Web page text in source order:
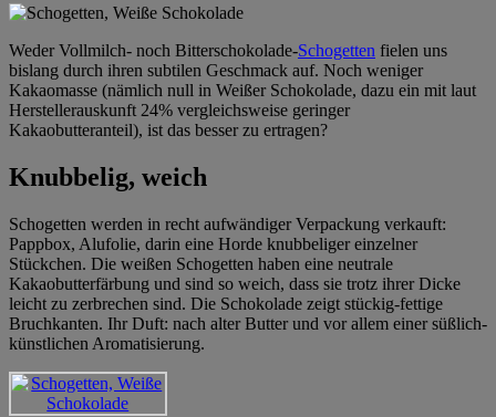
Weder Vollmilch- noch Bitterschokolade-Schogetten fielen uns
bislang durch ihren subtilen Geschmack auf. Noch weniger
Kakaomasse (nämlich null in Weißer Schokolade, dazu ein mit laut
Herstellerauskunft 24% vergleichsweise geringer
Kakaobutteranteil), ist das besser zu ertragen?
Knubbelig, weich
Schogetten werden in recht aufwändiger Verpackung verkauft:
Pappbox, Alufolie, darin eine Horde knubbeliger einzelner
Stückchen. Die weißen Schogetten haben eine neutrale
Kakaobutterfärbung und sind so weich, dass sie trotz ihrer Dicke
leicht zu zerbrechen sind. Die Schokolade zeigt stückig-fettige
Bruchkanten. Ihr Duft: nach alter Butter und vor allem einer süßlich-
künstlichen Aromatisierung.